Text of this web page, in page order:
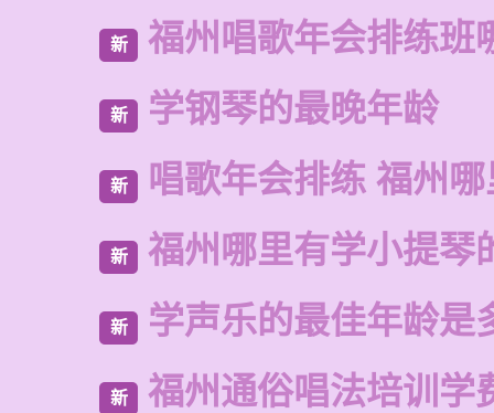
新 福州唱歌年会排练班
新 学钢琴的最晚年龄
新 唱歌年会排练 福州
新 福州哪里有学小提琴
新 学声乐的最佳年龄是
新 福州通俗唱法培训学